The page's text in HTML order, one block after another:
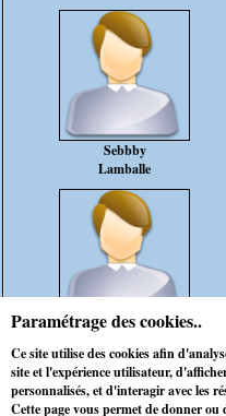
Paramétrage des cookies..
Ce site utilise des cookies afin
site et l'expérience utilisateur,
personnalisés, et d'interagir avec les
Cette page vous permet de donner ou
Sebbby
Lamballe
tom16625639
Désertines